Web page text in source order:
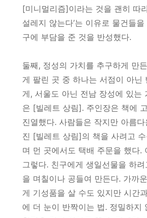
[미니멀리즘]이라는 것을 괜히 따
설레지 않는다’는 이유로 물건들
구에 부담을 준 것을 반성했다.
둘째, 정성의 가치를 추구하게 만
게 팔린 곳 중 하나는 서점이 아닌
게, 서울도 아닌 전남 장성에 있는
은 [빌레트 상림]. 주인장은 책에
진열했다. 사람들은 작지만 아름
진 [빌레트 상림]의 책을 사려고
며 먼 곳에서도 택배 주문을 했다.
그렇다. 친구에게 생일선물을 하
을 며칠이나 공들여 만든다. 가까
게 기성품을 살 수도 있지만 시간
에 더 눈이 반짝이는 법. 정밀하지